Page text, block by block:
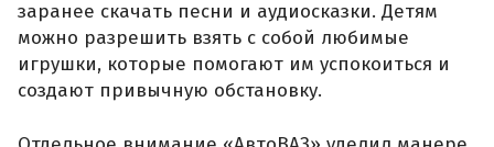
заранее скачать песни и аудиосказки. Детям
можно разрешить взять с собой любимые
игрушки, которые помогают им успокоиться и
создают привычную обстановку.